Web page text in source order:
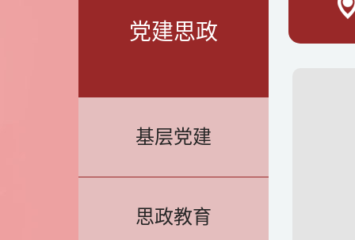
党建思政
基层党建
思政教育